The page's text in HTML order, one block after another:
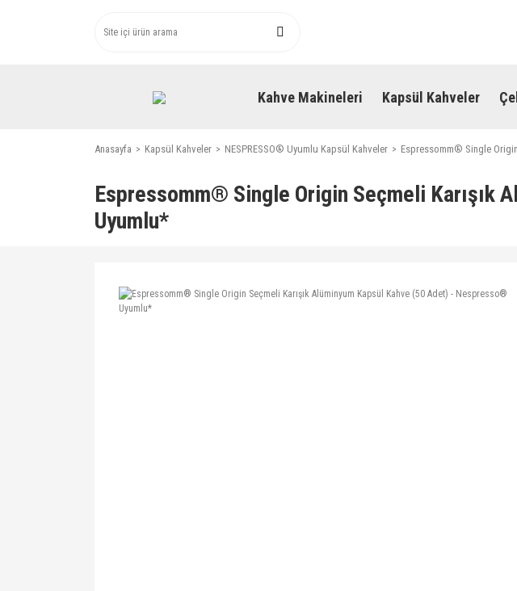
Kahve Makineleri Kapsül Kahveler
Anasayfa Kapsül Kahveler NESPRESSO® Uyumlu Kapsül Kahveler Espressomm® Single
Espressomm® Single Origin Seçmeli Karışık
Uyumlu*